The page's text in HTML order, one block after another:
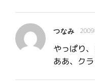
つなみ
やっぱり
ああ、ク